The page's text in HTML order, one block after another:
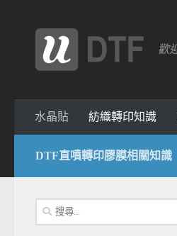
歡
水晶貼 紡織轉印知識
DTF直噴轉印膠膜相關知識
搜
尋